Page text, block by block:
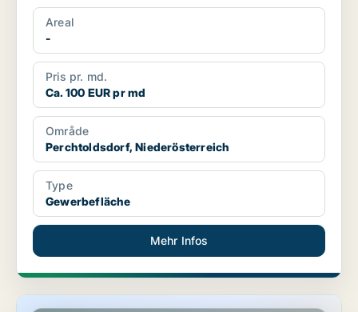
Areal
-
Pris pr. md.
Ca. 100 EUR pr md
Område
Perchtoldsdorf, Niederösterreich
Type
Gewerbefläche
Mehr Infos
Gewerbeimmobilien in Perchtoldsdorf, Niederösterreich